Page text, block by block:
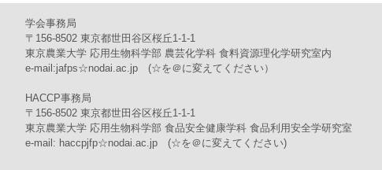
学会事務局
〒156-8502 東京都世田谷区桜丘1-1-1
東京農業大学 応用生物科学部 農芸化学科 食料資源理化学研究室内
e-mail:jafps☆nodai.ac.jp (☆を＠に変えてください）
HACCP事務局
〒156-8502 東京都世田谷区桜丘1-1-1
東京農業大学 応用生物科学部 食品安全健康学科 食品利用安全学研究室
e-mail: haccpjfp☆nodai.ac.jp (☆を＠に変えてください)